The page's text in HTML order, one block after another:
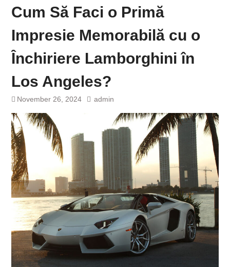
Cum Să Faci o Primă
Impresie Memorabilă cu o
Închiriere Lamborghini în
Los Angeles?
November 26, 2024 admin